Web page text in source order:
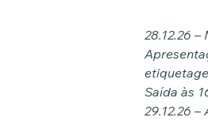
28.12.26
Saída às
29.12.26 –